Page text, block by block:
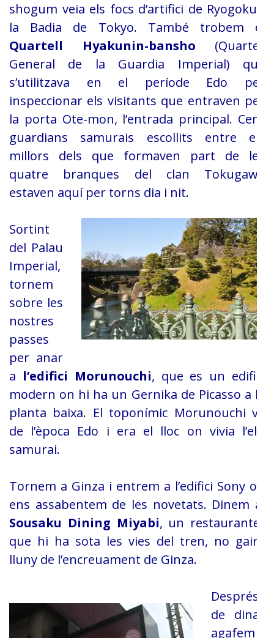
shogum veia els focs d’artifici de Ryogoku i
la Badia de Tokyo. També trobem el
Quartell Hyakunin-bansho (Quarter
General de la Guardia Imperial) que
s’utilitzava en el període Edo per
inspeccionar els visitants que entraven per
la porta Ote-mon, l’entrada principal. Cent
guardians samurais escollits entre els
millors dels que formaven part de les
quatre branques del clan Tokugawa
estaven aquí per torns dia i nit.
Sortint
del Palau
Imperial,
tornem
sobre les
nostres
passes
per anar
a l’edifici Morunouchi, que es un edifici
modern on hi ha un Gernika de Picasso a la
planta baixa. El toponímic Morunouchi ve
de l’època Edo i era el lloc on vivia l’elit
samurai.
Tornem a Ginza i entrem a l’edifici Sony on
ens assabentem de les novetats. Dinem al
Sousaku Dining Miyabi, un restaurantet
que hi ha sota les vies del tren, no gaire
lluny de l’encreuament de Ginza.
Després
de dinar
agafem